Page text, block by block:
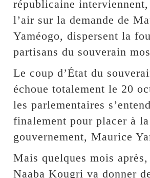
républicaine
l’air sur la demande de
Yaméogo, dispersent la
partisans du souverain
Le coup d’État du
échoue totalement le 20
les parlementaires
finalement pour placer à
gouvernement, Maurice
Mais quelques mois
Naaba Kougri va donner